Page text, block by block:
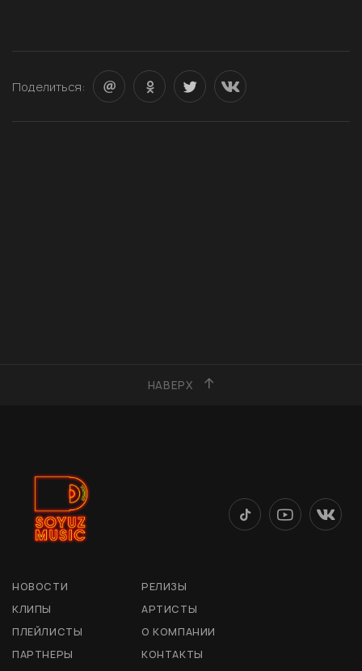
Поделиться:
НАВЕРХ
НОВОСТИ
РЕЛИЗЫ
КЛИПЫ
АРТИСТЫ
ПЛЕЙЛИСТЫ
О КОМПАНИИ
ПАРТНЕРЫ
КОНТАКТЫ